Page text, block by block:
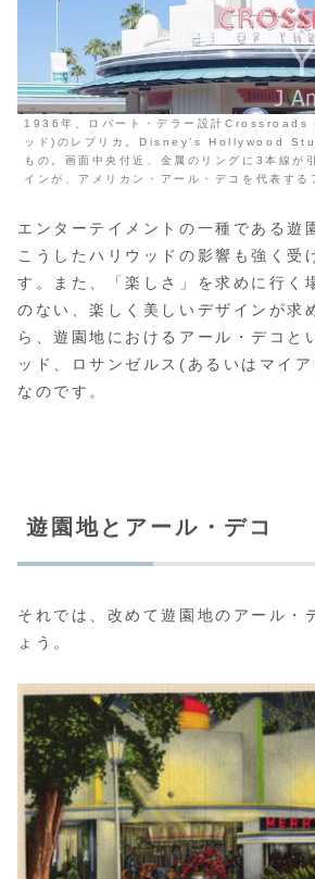
1936年、ロバート・デラー設計
ッド)のレプリカ。Disney’s Hollywood
もの。画面中央付近、金属のリングに3本線が
インが、アメリカン・アール・デコを代表する
エンターテイメントの一種である遊
こうしたハリウッドの影響も強く受
す。また、「楽しさ」を求めに行く
のない、楽しく美しいデザインが求
ら、遊園地におけるアール・デコと
ッド、ロサンゼルス(あるいはマイ
なのです。
遊園地とアール・デコ
それでは、改めて遊園地のアール・
ょう。